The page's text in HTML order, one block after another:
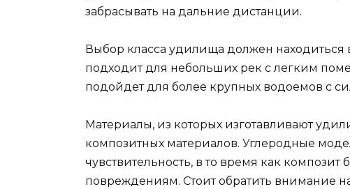
забрасывать на дальние дистанции.
Выбор класса удилища должен находиться
подходит для небольших рек с легким
подойдет для более крупных водоемов с
Материалы, из которых изготавливают
композитных материалов. Углеродные
чувствительность, в то время как
повреждениям. Стоит обратить внимание